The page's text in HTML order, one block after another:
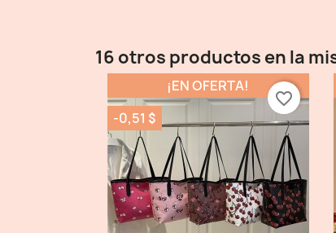
16 otros productos en la
¡EN OFERTA!
-0,51 $
favorite_border